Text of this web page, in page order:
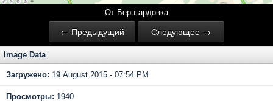
От Бернгардовка
← Предыдущий Следующее →
Image Data
Загружено: 19 August 2015 - 07:54 PM
Просмотры: 1940